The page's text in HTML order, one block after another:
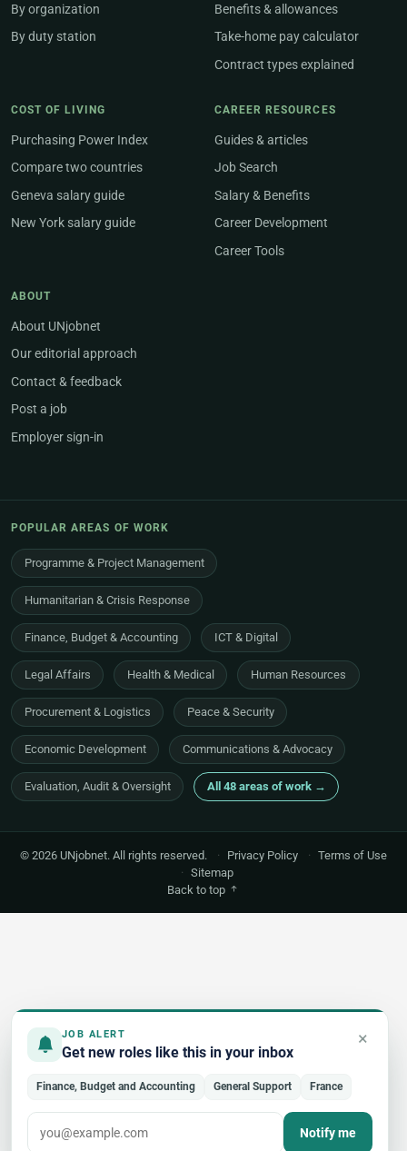
JOB ALERT
Get new roles like this in your inbox
×
Finance, Budget and Accounting General Support France
Notify me
By organization
By duty station
Benefits & allowances
Take-home pay calculator
Contract types explained
COST OF LIVING
Purchasing Power Index
Compare two countries
Geneva salary guide
New York salary guide
CAREER RESOURCES
Guides & articles
Job Search
Salary & Benefits
Career Development
Career Tools
ABOUT
About UNjobnet
Our editorial approach
Contact & feedback
Post a job
Employer sign-in
POPULAR AREAS OF WORK
Programme & Project Management
Humanitarian & Crisis Response
Finance, Budget & Accounting ICT & Digital
Legal Affairs Health & Medical Human Resources
Procurement & Logistics Peace & Security
Economic Development Communications & Advocacy
Evaluation, Audit & Oversight All 48 areas of work →
© 2026 UNjobnet. All rights reserved. · Privacy Policy · Terms of Use
· Sitemap
Back to top